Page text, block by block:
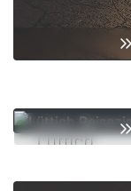
Lüttich